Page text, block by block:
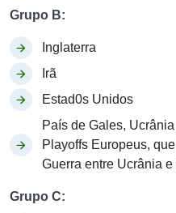
Grupo B:
Inglaterra
Irã
Estad0s Unidos
País de Gales,
Playoffs Europeus,
Guerra entre Ucrânia
Grupo C: